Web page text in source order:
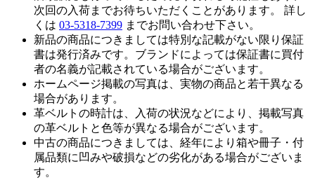
次回の入荷までお待ちいただくことがあります。 詳し
くは 03-5318-7399 までお問い合わせ下さい。
新品の商品につきましては特別な記載がない限り保証
書は発行済みです。ブランドによっては保証書に買付
者の名義が記載されている場合がございます。
ホームページ掲載の写真は、実物の商品と若干異なる
場合があります。
革ベルトの時計は、入荷の状況などにより、掲載写真
の革ベルトと色等が異なる場合がございます。
中古の商品につきましては、経年により箱や冊子・付
属品類に凹みや破損などの劣化がある場合がございま
す。